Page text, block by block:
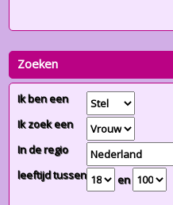
Zoeken
Ik ben een
Ik zoek een
In de regio
leeftijd tussen
en